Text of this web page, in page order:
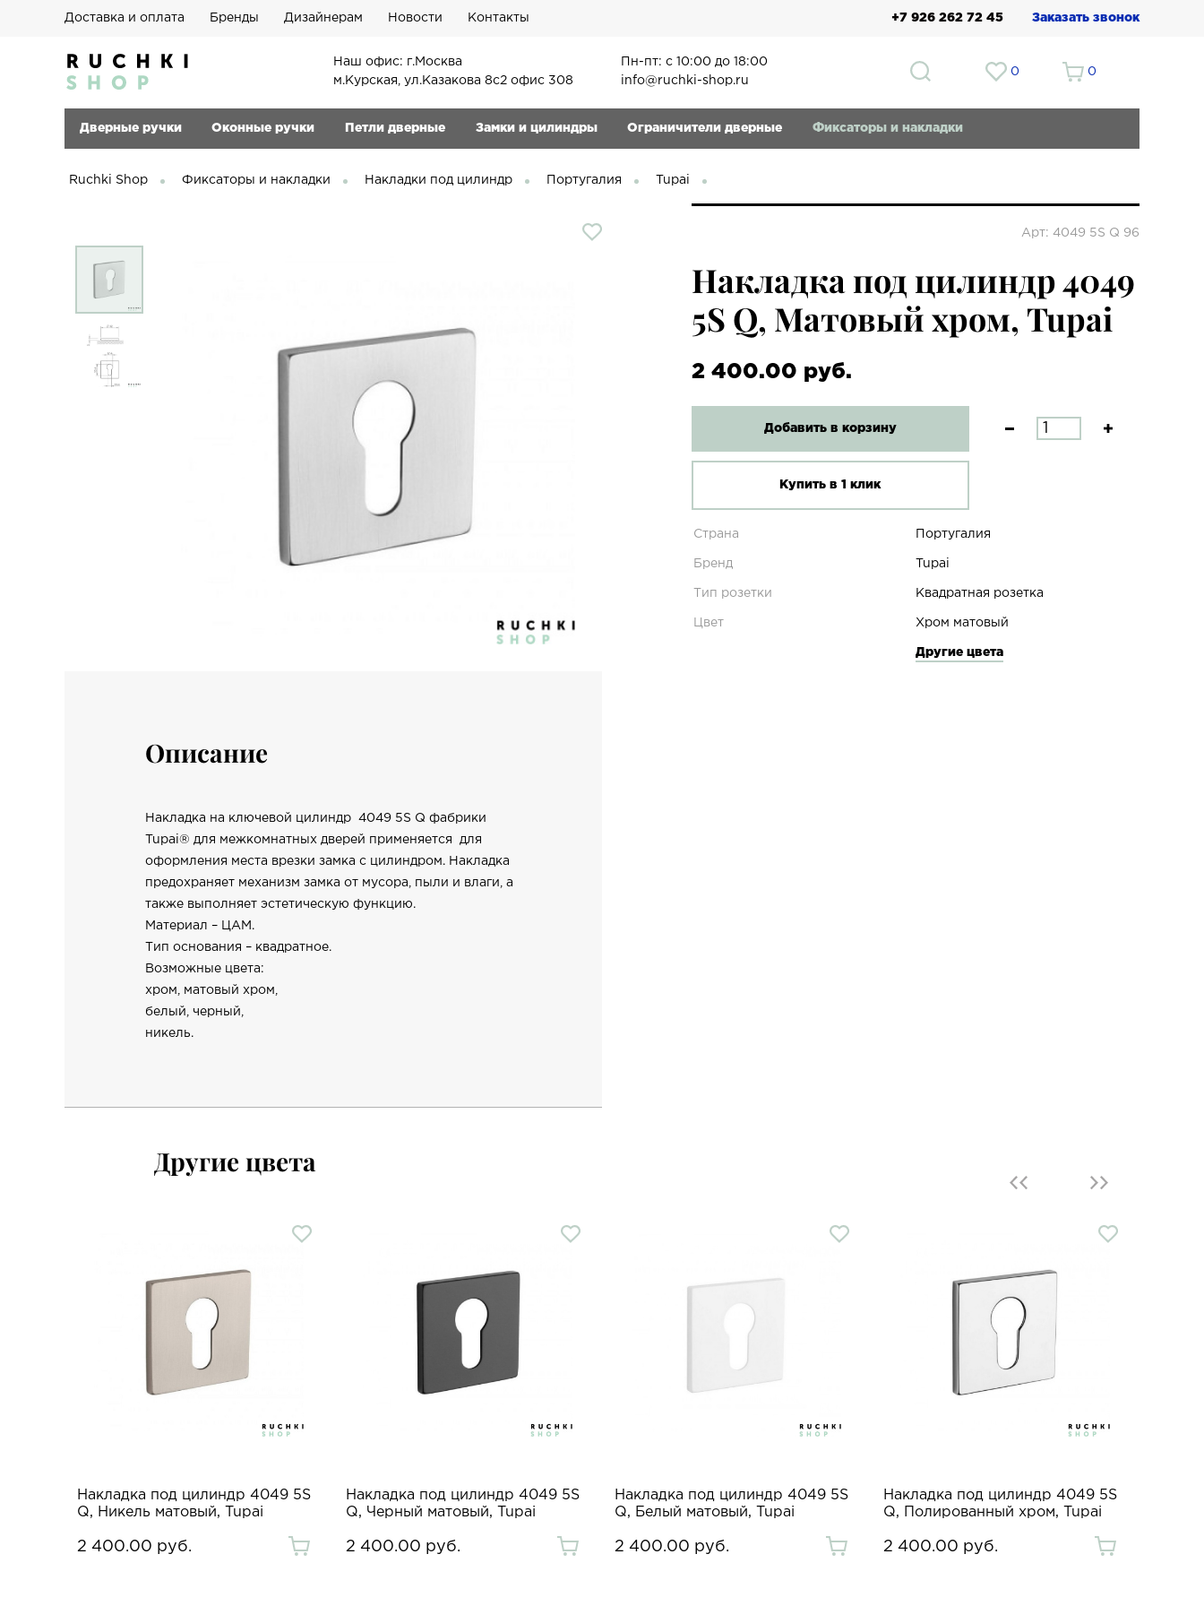
Доставка и оплата Бренды Дизайнерам Новости Контакты +7 926 262 72 45 Заказать звонок
Наш офис: г.Москва
м.Курская, ул.Казакова 8с2 офис 308
Пн-пт: с 10:00 до 18:00
info@ruchki-shop.ru
0 0
Дверные ручки Оконные ручки Петли дверные Замки и цилиндры Ограничители дверные Фиксаторы и накладки
Ruchki Shop Фиксаторы и накладки Накладки под цилиндр Португалия Tupai
Арт: 4049 5S Q 96
Накладка под цилиндр 4049
5S Q, Матовый хром, Tupai
2 400.00 руб.
Добавить в корзину
Купить в 1 клик
Страна Португалия
Бренд Tupai
Тип розетки Квадратная розетка
Цвет Хром матовый
Другие цвета
Описание
Накладка на ключевой цилиндр 4049 5S Q фабрики
Tupai® для межкомнатных дверей применяется для
оформления места врезки замка с цилиндром. Накладка
предохраняет механизм замка от мусора, пыли и влаги, а
также выполняет эстетическую функцию.
Материал – ЦАМ.
Тип основания – квадратное.
Возможные цвета:
хром, матовый хром,
белый, черный,
никель.
Другие цвета
Накладка под цилиндр 4049 5S
Q, Никель матовый, Tupai
2 400.00 руб.
Накладка под цилиндр 4049 5S
Q, Черный матовый, Tupai
2 400.00 руб.
Накладка под цилиндр 4049 5S
Q, Белый матовый, Tupai
2 400.00 руб.
Накладка под цилиндр 4049 5S
Q, Полированный хром, Tupai
2 400.00 руб.